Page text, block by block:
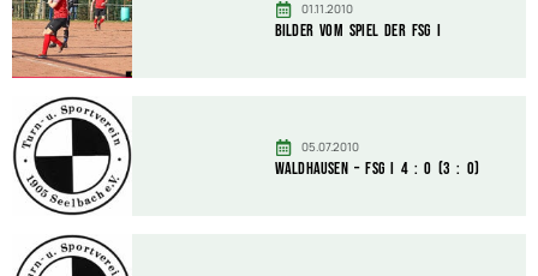
01.11.2010
Bilder vom Spiel der FSG I
05.07.2010
Waldhausen – FSG I 4 : 0 (3 : 0)